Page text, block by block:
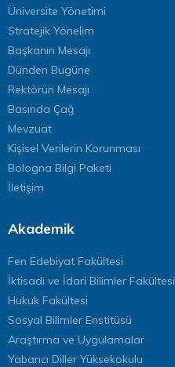
Üniversite Yönetimi
Stratejik Yönelim
Başkanın Mesajı
Dünden Bugüne
Rektörün Mesajı
Basında Çağ
Mevzuat
Kişisel Verilerin Korunması
Bologna Bilgi Paketi
İletişim
Akademik
Fen Edebiyat Fakültesi
İktisadi ve İdari Bilimler Fakültesi
Hukuk Fakültesi
Sosyal Bilimler Enstitüsü
Araştırma ve Uygulamalar
Yabancı Diller Yüksekokulu